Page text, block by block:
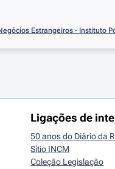
Estrangeiros - Instituto
Ligações de
50 anos do Diário da
Sítio INCM
Coleção Legislação